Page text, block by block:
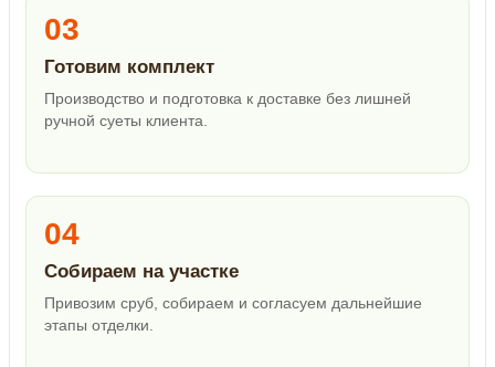
03
Готовим комплект
Производство и подготовка к доставке без лишней
ручной суеты клиента.
04
Собираем на участке
Привозим сруб, собираем и согласуем дальнейшие
этапы отделки.